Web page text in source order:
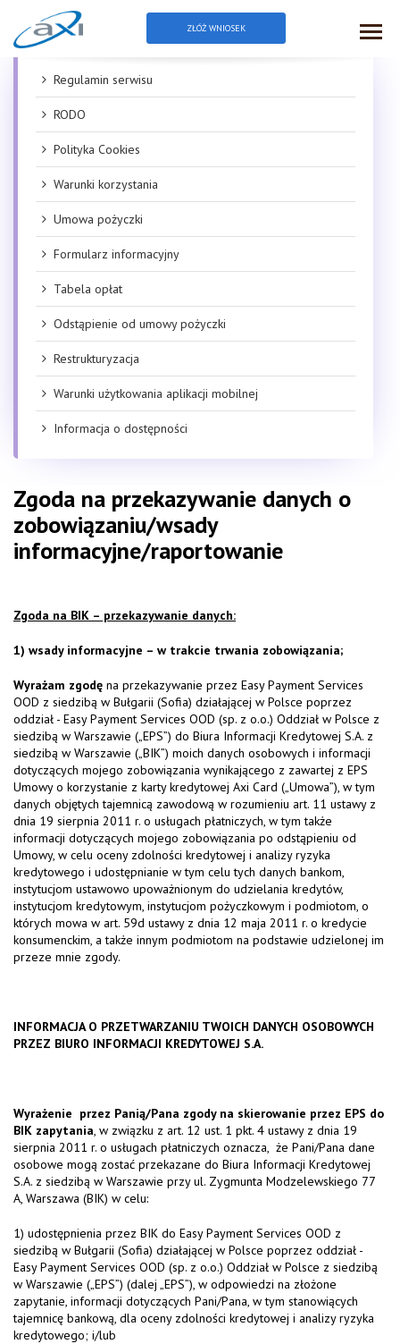
ZŁÓŻ WNIOSEK
ZaaplikujRegulamin serwisu
RODO
Polityka Cookies
Warunki korzystania
Umowa pożyczki
Formularz informacyjny
Tabela opłat
Odstąpienie od umowy pożyczki
Restrukturyzacja
Warunki użytkowania aplikacji mobilnej
Informacja o dostępności
Zgoda na przekazywanie danych o
zobowiązaniu/wsady
informacyjne/raportowanie
Zgoda na BIK – przekazywanie danych:
1) wsady informacyjne – w trakcie trwania zobowiązania;
Wyrażam zgodę na przekazywanie przez Easy Payment Services
OOD z siedzibą w Bułgarii (Sofia) działającej w Polsce poprzez
oddział - Easy Payment Services OOD (sp. z o.o.) Oddział w Polsce z
siedzibą w Warszawie („EPS”) do Biura Informacji Kredytowej S.A. z
siedzibą w Warszawie („BIK”) moich danych osobowych i informacji
dotyczących mojego zobowiązania wynikającego z zawartej z EPS
Umowy o korzystanie z karty kredytowej Axi Card („Umowa”), w tym
danych objętych tajemnicą zawodową w rozumieniu art. 11 ustawy z
dnia 19 sierpnia 2011 r. o usługach płatniczych, w tym także
informacji dotyczących mojego zobowiązania po odstąpieniu od
Umowy, w celu oceny zdolności kredytowej i analizy ryzyka
kredytowego i udostępnianie w tym celu tych danych bankom,
instytucjom ustawowo upoważnionym do udzielania kredytów,
instytucjom kredytowym, instytucjom pożyczkowym i podmiotom, o
których mowa w art. 59d ustawy z dnia 12 maja 2011 r. o kredycie
konsumenckim, a także innym podmiotom na podstawie udzielonej im
przeze mnie zgody.
INFORMACJA O PRZETWARZANIU TWOICH DANYCH OSOBOWYCH
PRZEZ BIURO INFORMACJI KREDYTOWEJ S.A.
Wyrażenie przez Panią/Pana zgody na skierowanie przez EPS do
BIK zapytania, w związku z art. 12 ust. 1 pkt. 4 ustawy z dnia 19
sierpnia 2011 r. o usługach płatniczych oznacza, że Pani/Pana dane
osobowe mogą zostać przekazane do Biura Informacji Kredytowej
S.A. z siedzibą w Warszawie przy ul. Zygmunta Modzelewskiego 77
A, Warszawa (BIK) w celu:
1) udostępnienia przez BIK do Easy Payment Services OOD z
siedzibą w Bułgarii (Sofia) działającej w Polsce poprzez oddział -
Easy Payment Services OOD (sp. z o.o.) Oddział w Polsce z siedzibą
w Warszawie („EPS”) (dalej „EPS”), w odpowiedzi na złożone
zapytanie, informacji dotyczących Pani/Pana, w tym stanowiących
tajemnicę bankową, dla oceny zdolności kredytowej i analizy ryzyka
kredytowego; i/lub